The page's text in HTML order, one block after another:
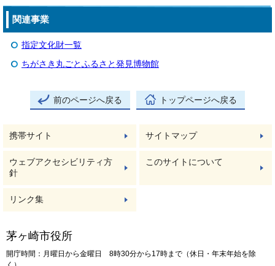
関連事業
指定文化財一覧
ちがさき丸ごとふるさと発見博物館
前のページへ戻る トップページへ戻る
携帯サイト サイトマップ
ウェブアクセシビリティ方
針
このサイトについて
リンク集
茅ヶ崎市役所
開庁時間：月曜日から金曜日 8時30分から17時まで（休日・年末年始を除